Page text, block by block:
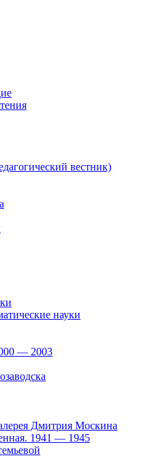
вестник)
науки
— 2003
Дмитрия Москина
1941 — 1945